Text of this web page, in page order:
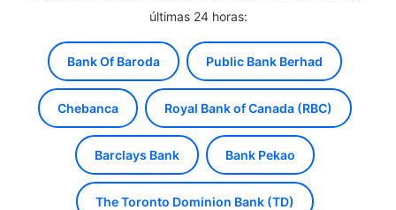
últimas 24 horas:
Bank Of Baroda Public Bank Berhad
Chebanca Royal Bank of Canada (RBC)
Barclays Bank Bank Pekao
The Toronto Dominion Bank (TD)